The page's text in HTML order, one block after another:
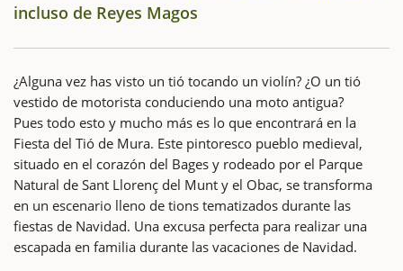
incluso de Reyes Magos
¿Alguna vez has visto un tió tocando un violín? ¿O un tió
vestido de motorista conduciendo una moto antigua?
Pues todo esto y mucho más es lo que encontrará en la
Fiesta del Tió de Mura. Este pintoresco pueblo medieval,
situado en el corazón del Bages y rodeado por el Parque
Natural de Sant Llorenç del Munt y el Obac, se transforma
en un escenario lleno de tions tematizados durante las
fiestas de Navidad. Una excusa perfecta para realizar una
escapada en familia durante las vacaciones de Navidad.